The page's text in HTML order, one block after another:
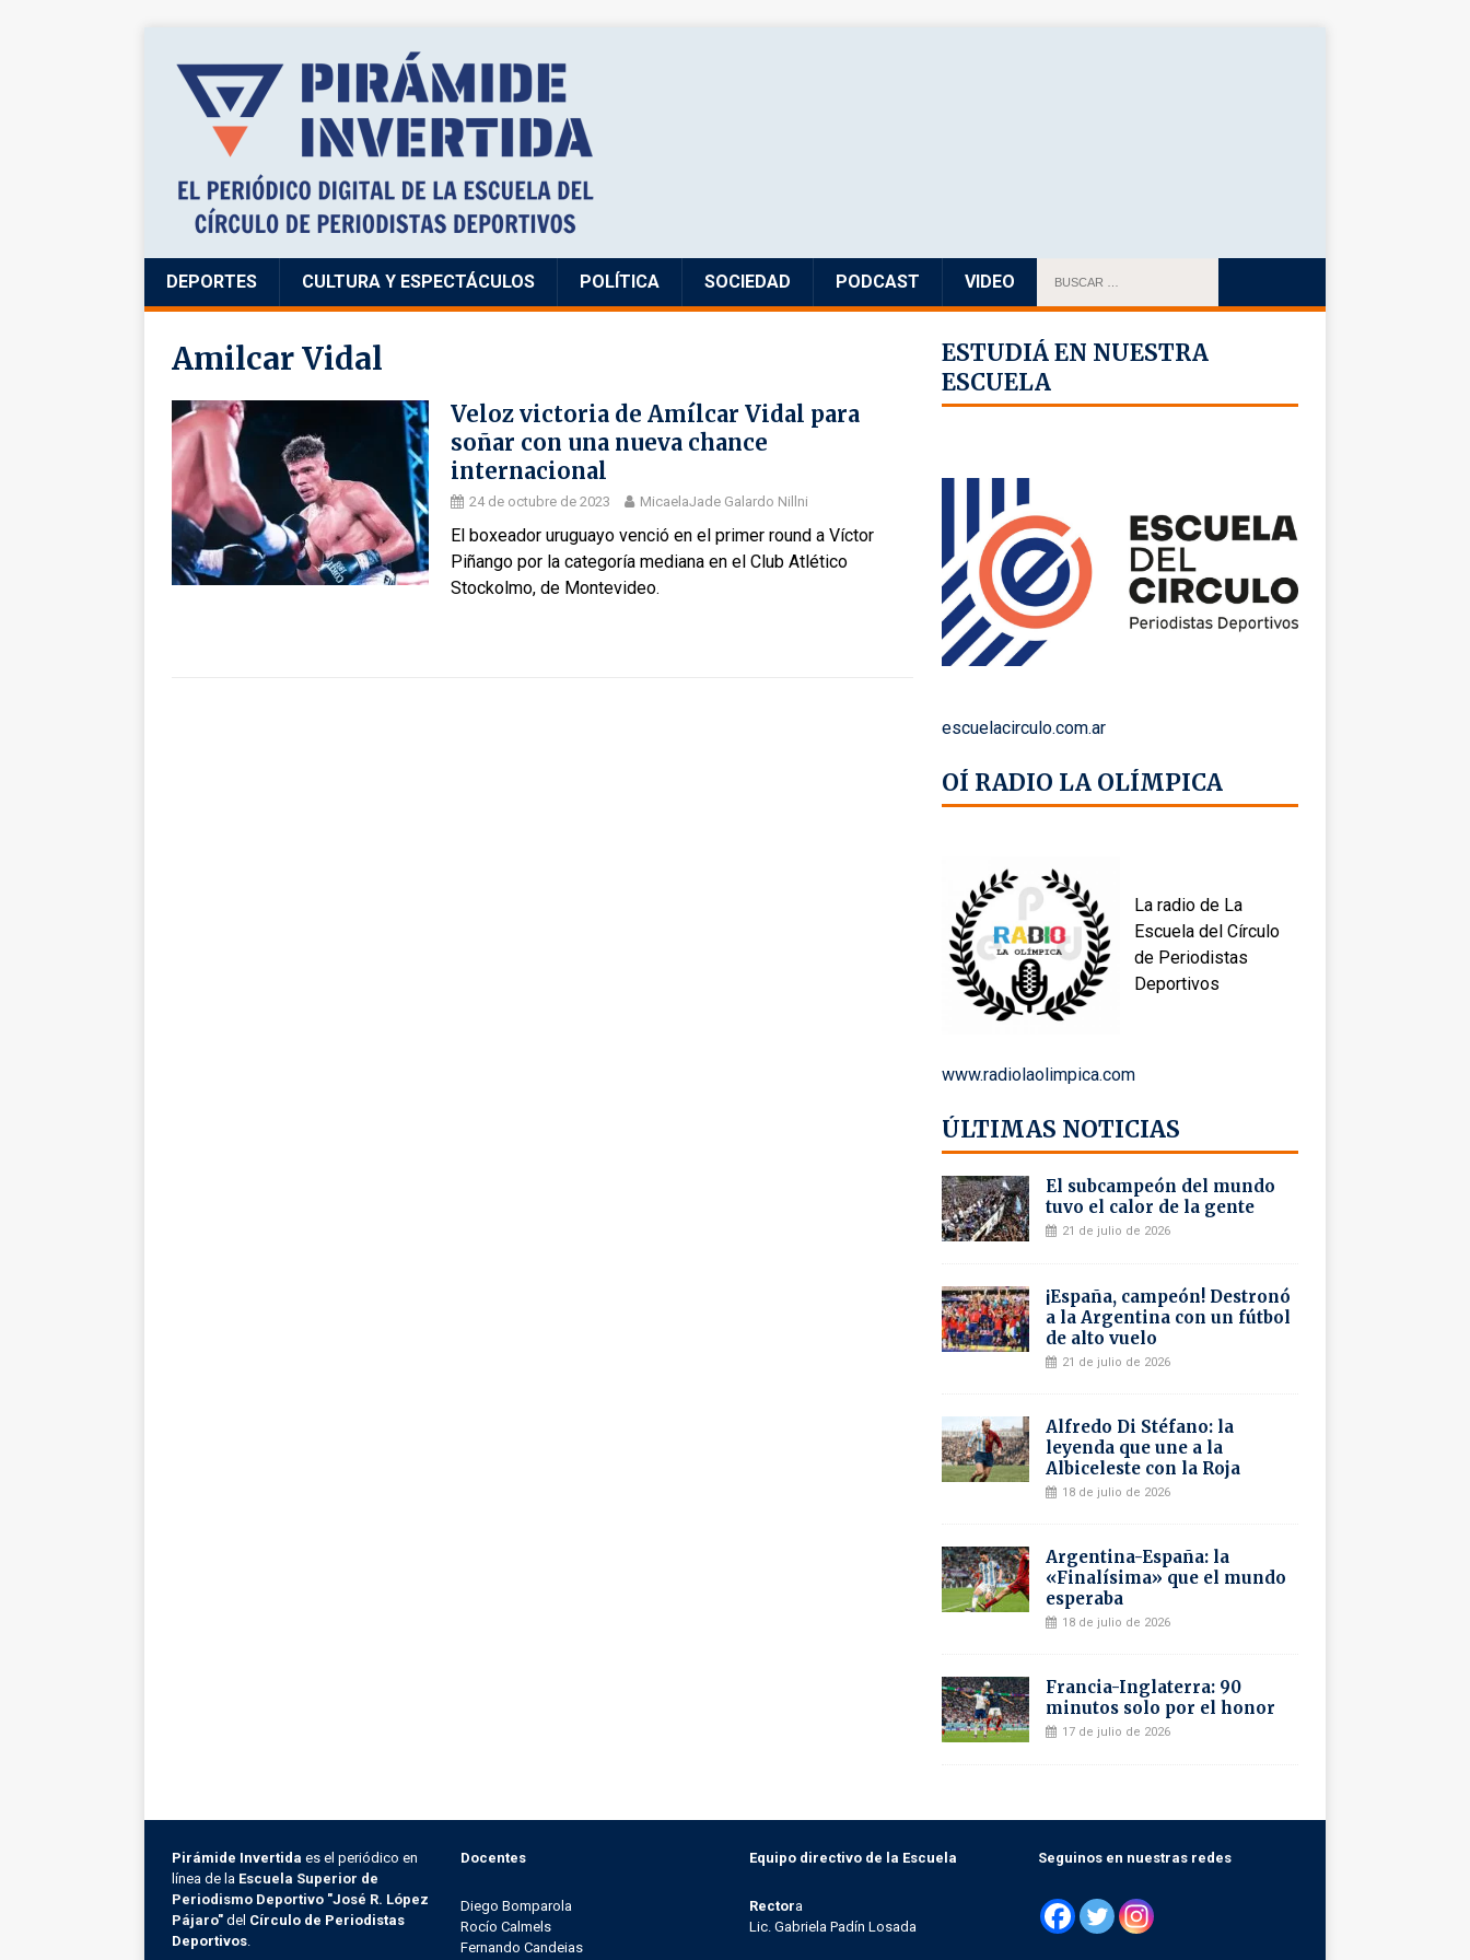
DEPORTES CULTURA Y ESPECTÁCULOS POLÍTICA SOCIEDAD PODCAST VIDEO
Amilcar Vidal
Veloz victoria de Amílcar Vidal para
soñar con una nueva chance
internacional
24 de octubre de 2023 MicaelaJade Galardo Nillni
El boxeador uruguayo venció en el primer round a Víctor
Piñango por la categoría mediana en el Club Atlético
Stockolmo, de Montevideo.
ESTUDIÁ EN NUESTRA
ESCUELA
escuelacirculo.com.ar
OÍ RADIO LA OLÍMPICA
La radio de La
Escuela del Círculo
de Periodistas
Deportivos
www.radiolaolimpica.com
ÚLTIMAS NOTICIAS
El subcampeón del mundo
tuvo el calor de la gente
21 de julio de 2026
¡España, campeón! Destronó
a la Argentina con un fútbol
de alto vuelo
21 de julio de 2026
Alfredo Di Stéfano: la
leyenda que une a la
Albiceleste con la Roja
18 de julio de 2026
Argentina-España: la
«Finalísima» que el mundo
esperaba
18 de julio de 2026
Francia-Inglaterra: 90
minutos solo por el honor
17 de julio de 2026
Pirámide Invertida es el periódico en
línea de la Escuela Superior de
Periodismo Deportivo "José R. López
Pájaro" del Círculo de Periodistas
Deportivos
Docentes
Diego Bomparola
Rocío Calmels
Fernando Candeias
Equipo directivo de la Escuela
Rectora
Lic. Gabriela Padín Losada
Seguinos en nuestras redes